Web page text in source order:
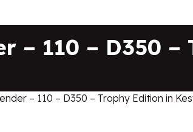
– 110 – D350
– 110 – D350 – Trophy Edition in